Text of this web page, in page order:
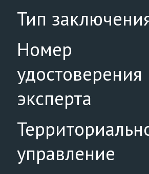
Тип
Номер
удостоверения
эксперта
управление